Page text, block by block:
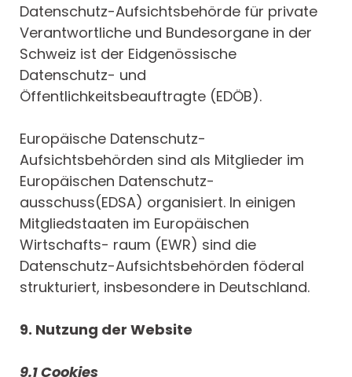
Datenschutz-Aufsichtsbehörde für private
Verantwortliche und Bundesorgane in der
Schweiz ist der Eidgenössische
Datenschutz- und
Öffentlichkeitsbeauftragte (EDÖB).
Europäische Datenschutz-
Aufsichtsbehörden sind als Mitglieder im
Europäischen Datenschutz-
ausschuss(EDSA) organisiert. In einigen
Mitgliedstaaten im Europäischen
Wirtschafts- raum (EWR) sind die
Datenschutz-Aufsichtsbehörden föderal
strukturiert, insbesondere in Deutschland.
9. Nutzung der Website
9.1 Cookies